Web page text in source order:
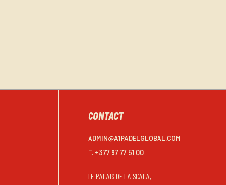
CONTACT
ADMIN@A1PADELGLOBAL.COM
T. +377 97 77 51 00
LE PALAIS DE LA SCALA,